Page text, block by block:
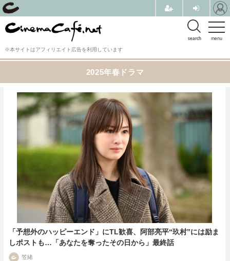
menu
search
※本サイトはアフィリエイト広告を利用しています
2025年春ドラマ
「予想外のハッピーエンド」にTL歓喜、阿部亮平“玖村”には励ま
しポストも…「あなたを奪ったその日から」最終話
笠緒